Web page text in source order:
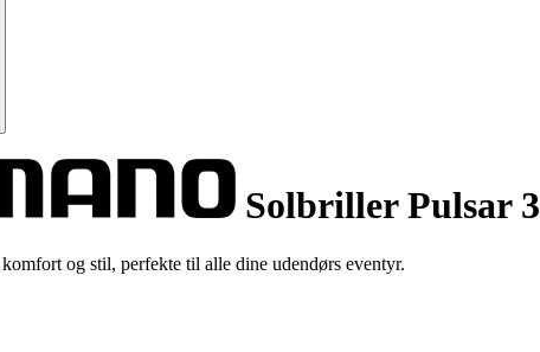
Solbriller Pulsar 3
og stil, perfekte til alle dine udendørs eventyr.